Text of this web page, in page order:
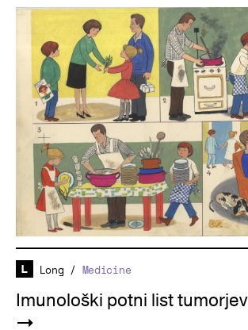
Long / Medicine
Imunološki potni list tumorjev